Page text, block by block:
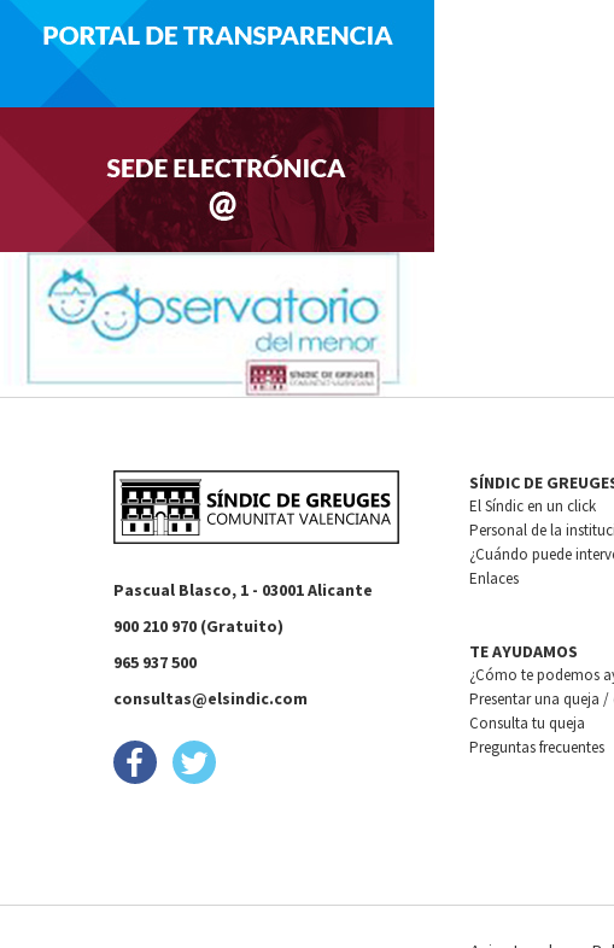
Pascual Blasco, 1 - 03001 Alicante
900 210 970 (Gratuito)
965 937 500
consultas@elsindic.com
SÍNDIC DE
El Síndic en un click
Personal de la
¿Cuándo puede
Enlaces
TE AYUDAMOS
¿Cómo te podemos
Presentar una queja /
Consulta tu queja
Preguntas frecuentes